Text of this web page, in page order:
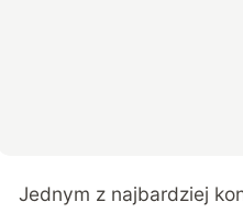
Jednym z najbardziej